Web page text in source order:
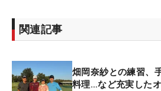
賞金ランキング1位のミゲル・
イ。昨年覇者のジェリー・ケリ
ル3オーバー・44位タイで最終
関連記事
畑岡奈紗との練習、
料理…など充実した